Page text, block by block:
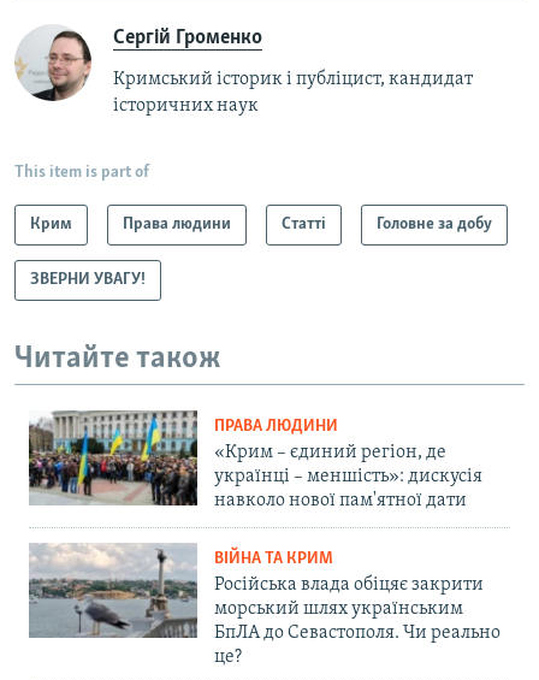
Сергій Громенко
Кримський історик і публіцист, кандидат
історичних наук
This item is part of
Крим Права людини Статті Головне за добу
ЗВЕРНИ УВАГУ!
Читайте також
ПРАВА ЛЮДИНИ
«Крим – єдиний регіон, де
українці – меншість»: дискусія
навколо нової пам'ятної дати
ВІЙНА ТА КРИМ
Російська влада обіцяє закрити
морський шлях українським
БпЛА до Севастополя. Чи реально
це?